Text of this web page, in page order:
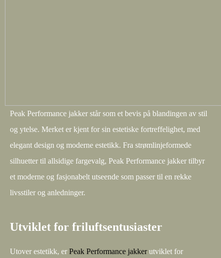
Peak Performance jakker står som et bevis på blandingen av stil
og ytelse. Merket er kjent for sin estetiske fortreffelighet, med
elegant design og moderne estetikk. Fra strømlinjeformede
silhuetter til allsidige fargevalg, Peak Performance jakker tilbyr
et moderne og fasjonabelt utseende som passer til en rekke
livsstiler og anledninger.
Utviklet for friluftsentusiaster
Utover estetikk, er Peak Performance jakkerutviklet for